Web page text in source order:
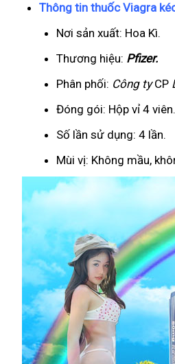
Thông tin thuốc Viagra
Nơi sản xuất: Hoa Kì.
Thương hiệu: Pfizer.
Phân phối: Công tyCP
Đóng gói: Hộp vỉ 4 viên.
Số lần sử dụng: 4 lần.
Mùi vị: Không mầu,